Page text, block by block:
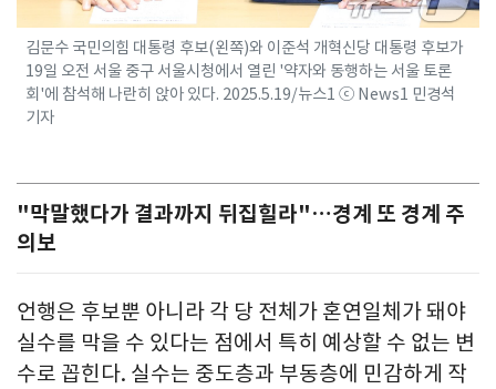
김문수 국민의힘 대통령 후보(왼쪽)와 이준석 개혁신당 대통령 후보가
19일 오전 서울 중구 서울시청에서 열린 '약자와 동행하는 서울 토론
회'에 참석해 나란히 앉아 있다. 2025.5.19/뉴스1 ⓒ News1 민경석
기자
"막말했다가 결과까지 뒤집힐라"…경계 또 경계 주
의보
언행은 후보뿐 아니라 각 당 전체가 혼연일체가 돼야
실수를 막을 수 있다는 점에서 특히 예상할 수 없는 변
수로 꼽힌다. 실수는 중도층과 부동층에 민감하게 작